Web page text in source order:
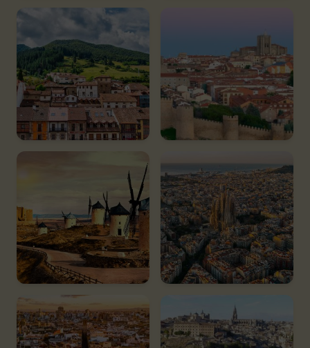
130 espacios 148 espacios
Castilla y León
235 espacios
Castilla-La
Mancha
Cataluña
255 espacios